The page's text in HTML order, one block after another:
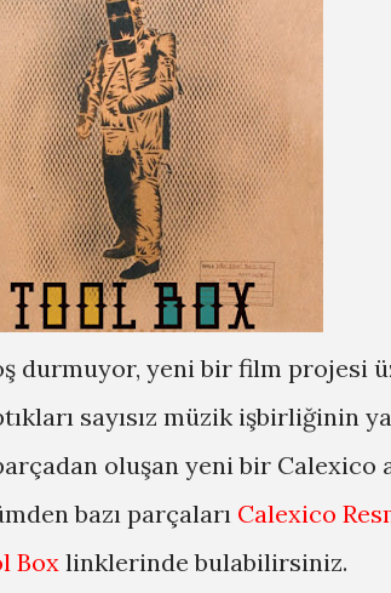
durmuyor, yeni bir film projesi
sayısız müzik işbirliğinin
oluşan yeni bir Calexico
bazı parçaları Calexico
Box linklerinde bulabilirsiniz.